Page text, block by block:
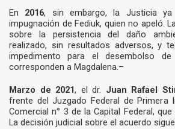
En 2016, sin embargo, la Justicia ya
impugnación de Fediuk, quien no apeló.
sobre la persistencia del daño
realizado, sin resultados adversos, y
impedimento para el desembolso
corresponden a Magdalena.–
Marzo de 2021, el dr. Juan Rafael
frente del Juzgado Federal de Primera
Comercial n° 3 de la Capital Federal,
La decisión judicial sobre el acuerdo